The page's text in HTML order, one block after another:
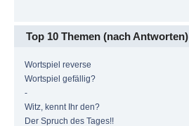
Top 10 Themen (nach Antworten)
Wortspiel reverse
Wortspiel gefällig?
-
Witz, kennt Ihr den?
Der Spruch des Tages!!